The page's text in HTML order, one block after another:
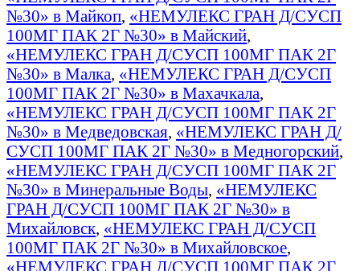
№30» в Майкоп, «НЕМУЛЕКС ГРАН Д/СУСП
100МГ ПАК 2Г №30» в Майский,
«НЕМУЛЕКС ГРАН Д/СУСП 100МГ ПАК 2Г
№30» в Малка, «НЕМУЛЕКС ГРАН Д/СУСП
100МГ ПАК 2Г №30» в Махачкала,
«НЕМУЛЕКС ГРАН Д/СУСП 100МГ ПАК 2Г
№30» в Медведовская, «НЕМУЛЕКС ГРАН Д/
СУСП 100МГ ПАК 2Г №30» в Медногорский,
«НЕМУЛЕКС ГРАН Д/СУСП 100МГ ПАК 2Г
№30» в Минеральные Воды, «НЕМУЛЕКС
ГРАН Д/СУСП 100МГ ПАК 2Г №30» в
Михайловск, «НЕМУЛЕКС ГРАН Д/СУСП
100МГ ПАК 2Г №30» в Михайловское,
«НЕМУЛЕКС ГРАН Д/СУСП 100МГ ПАК 2Г